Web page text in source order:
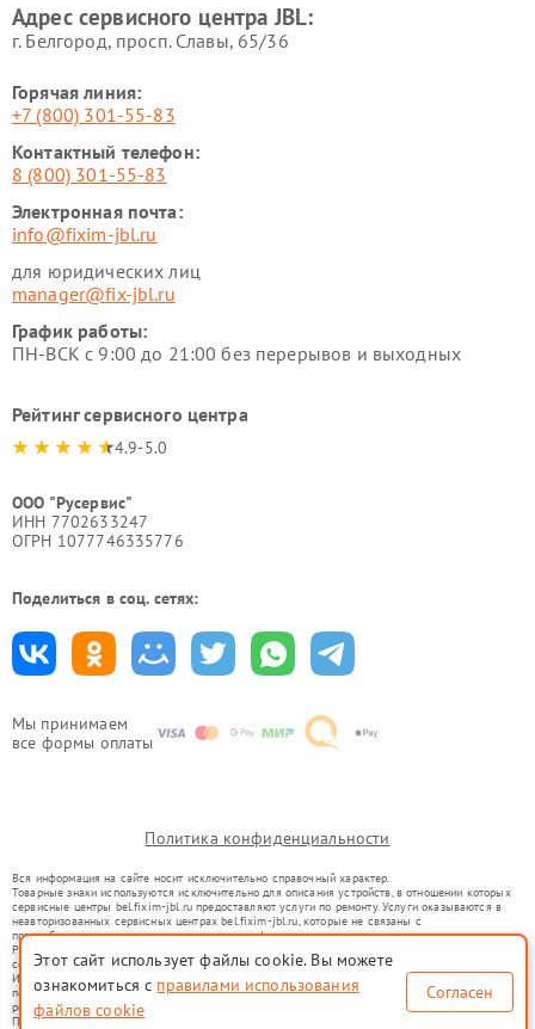
Мы принимаем
все формы оплаты
Адрес сервисного центра JBL:
г. Белгород, просп. Славы, 65/36
Горячая линия:
+7 (800) 301-55-83
Контактный телефон:
8 (800) 301-55-83
Электронная почта:
info@fixim-jbl.ru
для юридических лиц
manager@fix-jbl.ru
График работы:
ПН-ВСК с 9:00 до 21:00 без перерывов и выходных
Рейтинг сервисного центра
4.9-5.0
ООО "Русервис"
ИНН 7702633247
ОГРН 1077746335776
Поделиться в соц. сетях:
Политика конфиденциальности
Вся информация на сайте носит исключительно справочный характер.
Товарные знаки используются исключительно для описания устройств, в отношении которых
сервисные центры bel.fixim-jbl.ru предоставляют услуги по ремонту. Услуги оказываются в
неавторизованных сервисных центрах bel.fixim-jbl.ru, которые не связаны с
правообладателями товарных знаков или их официальными представителями.
Ремонт осуществляется для устройств, уже введенных в гражданский оборот в соответствии
со статьей 1487 ГК РФ.
Использование товарных знаков не преследует цели индивидуализации услуг или введения
потребителей в заблуждение, а служит для информирования о предоставляемых услугах по
ремонту техники указанных брендов.
Представленная на сайте информация не является публичной офертой, определяемой
Этот сайт использует файлы cookie. Вы можете
ознакомиться с правилами использования
файлов cookie
Согласен